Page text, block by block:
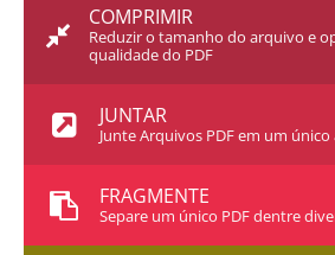
COMPRIMIR
Reduzir o tamanho do arquivo e
qualidade do PDF
JUNTAR
Junte Arquivos PDF em um
FRAGMENTE
Separe um único PDF dentre